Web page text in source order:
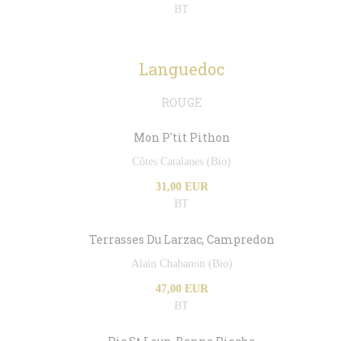
BT
Languedoc
ROUGE
Mon P'tit Pithon
Côtes Catalanes (Bio)
31,00 EUR
BT
Terrasses Du Larzac, Campredon
Alain Chabanon (Bio)
47,00 EUR
BT